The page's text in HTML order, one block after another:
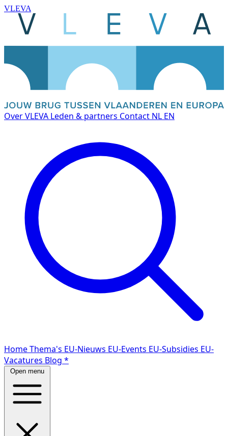
VLEVA
Over VLEVA Leden & partners Contact NL EN
HomeThema's EU-Nieuws EU-Events EU-Subsidies EU-
Vacatures Blog *
Open menu